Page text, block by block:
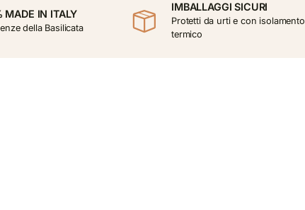
MADE IN ITALY
della Basilicata
IMBALLAGGI SICURI
Protetti da urti e con isolamento
termico